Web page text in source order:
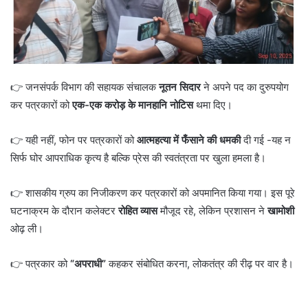
👉 जनसंपर्क विभाग की सहायक संचालकनूतन सिदारने अपने पद का दुरुपयोग
कर पत्रकारों कोएक-एक करोड़ के मानहानि नोटिसथमा दिए।
👉 यही नहीं, फोन पर पत्रकारों कोआत्महत्या में फँसाने की धमकीदी गई -यह न
सिर्फ घोर आपराधिक कृत्य है बल्कि प्रेस की स्वतंत्रता पर खुला हमला है।
👉 शासकीय ग्रुप का निजीकरण कर पत्रकारों को अपमानित किया गया। इस पूरे
घटनाक्रम के दौरान कलेक्टररोहित व्यासमौजूद रहे, लेकिन प्रशासन नेखामोशी
ओढ़ ली।
👉 पत्रकार को“अपराधी”कहकर संबोधित करना, लोकतंत्र की रीढ़ पर वार है।